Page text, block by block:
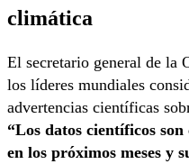
climática
El secretario general de la
los líderes mundiales
advertencias científicas
“Los datos científicos
en los próximos meses y